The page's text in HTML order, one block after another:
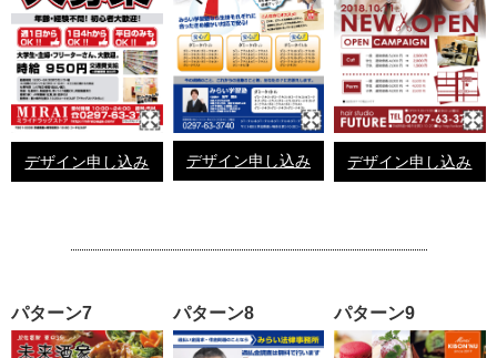
デザイン申し込み デザイン申し込み デザイン申し込み
パターン7 パターン8 パターン9